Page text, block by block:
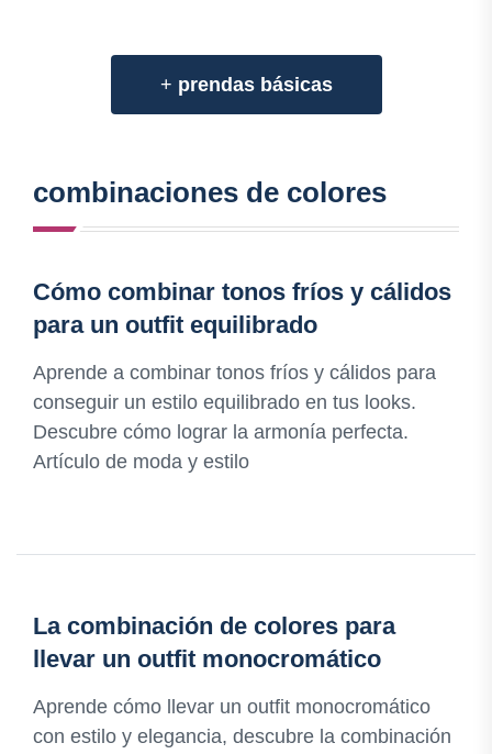
+ prendas básicas
combinaciones de colores
Cómo combinar tonos fríos y cálidos
para un outfit equilibrado
Aprende a combinar tonos fríos y cálidos para
conseguir un estilo equilibrado en tus looks.
Descubre cómo lograr la armonía perfecta.
Artículo de moda y estilo
La combinación de colores para
llevar un outfit monocromático
Aprende cómo llevar un outfit monocromático
con estilo y elegancia, descubre la combinación